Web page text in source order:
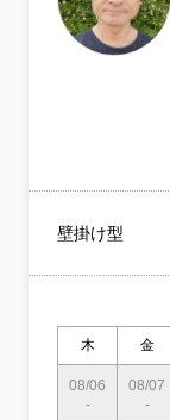
壁掛け型
木 金
08/06
-
08/07
-